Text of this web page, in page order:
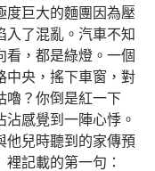
度巨大的麵團因為壓
入了混亂。汽車不知
看，都是綠燈。一個
中央，搖下車窗，對
嚕？你倒是紅一下
感覺到一陣心悸。
他兒時聽到的家傳預
記載的第一句：